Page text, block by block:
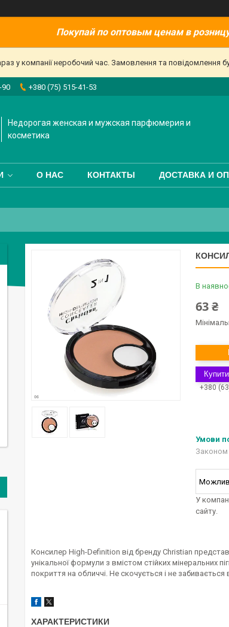
Покупай по оптовым ценам в
у компанії неробочий час. Замовлення та повідомлення
90 +380 (75) 515-41-53
Недорогая женская и мужская парфюмерия и
косметика
О НАС КОНТАКТЫ ДОСТАВКА И
В
63 ₴
+380
Законом
У
сайту.
Консилер High-Definition від бренду Christian
унікальної формули з вмістом стійких мінеральних
покриття на обличчі. Не скочується і не
ХАРАКТЕРИСТИКИ